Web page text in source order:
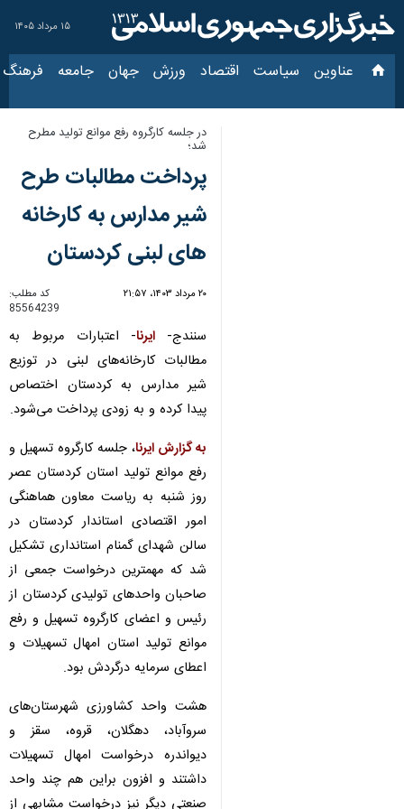
۱۵ مرداد ۱۴۰۵
عناوین‌ سیاست اقتصاد ورزش جهان جامعه فرهنگ
در جلسه کارگروه رفع موانع تولید مطرح
شد؛
پرداخت مطالبات طرح
شیر مدارس به کارخانه
های لبنی کردستان
۲۰ مرداد ۱۴۰۳، ۲۱:۵۷
کد مطلب:
85564239
سنندج-ایرنا- اعتبارات مربوط به
مطالبات کارخانه‌های لبنی در توزیع
شیر مدارس به کردستان اختصاص
پیدا کرده و به زودی پرداخت می‌شود.
به گزارش ایرنا، جلسه کارگروه تسهیل و
رفع موانع تولید استان کردستان عصر
روز شنبه به ریاست معاون هماهنگی
امور اقتصادی استاندار کردستان در
سالن شهدای گمنام استانداری تشکیل
شد که مهمترین درخواست جمعی از
صاحبان واحدهای تولیدی کردستان از
رئیس و اعضای کارگروه تسهیل و رفع
موانع تولید استان امهال تسهیلات و
اعطای سرمایه درگردش بود.
هشت واحد کشاورزی شهرستان‌های
سروآباد، دهگلان، قروه، سقز و
دیواندره درخواست امهال تسهیلات
داشتند و افزون براین هم چند واحد